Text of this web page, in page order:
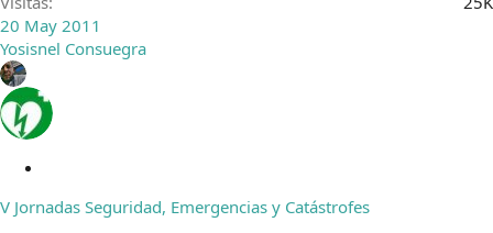
20 May 2011
Yosisnel Consuegra
r
V Jornadas Seguridad, Emergencias y Catástrofes